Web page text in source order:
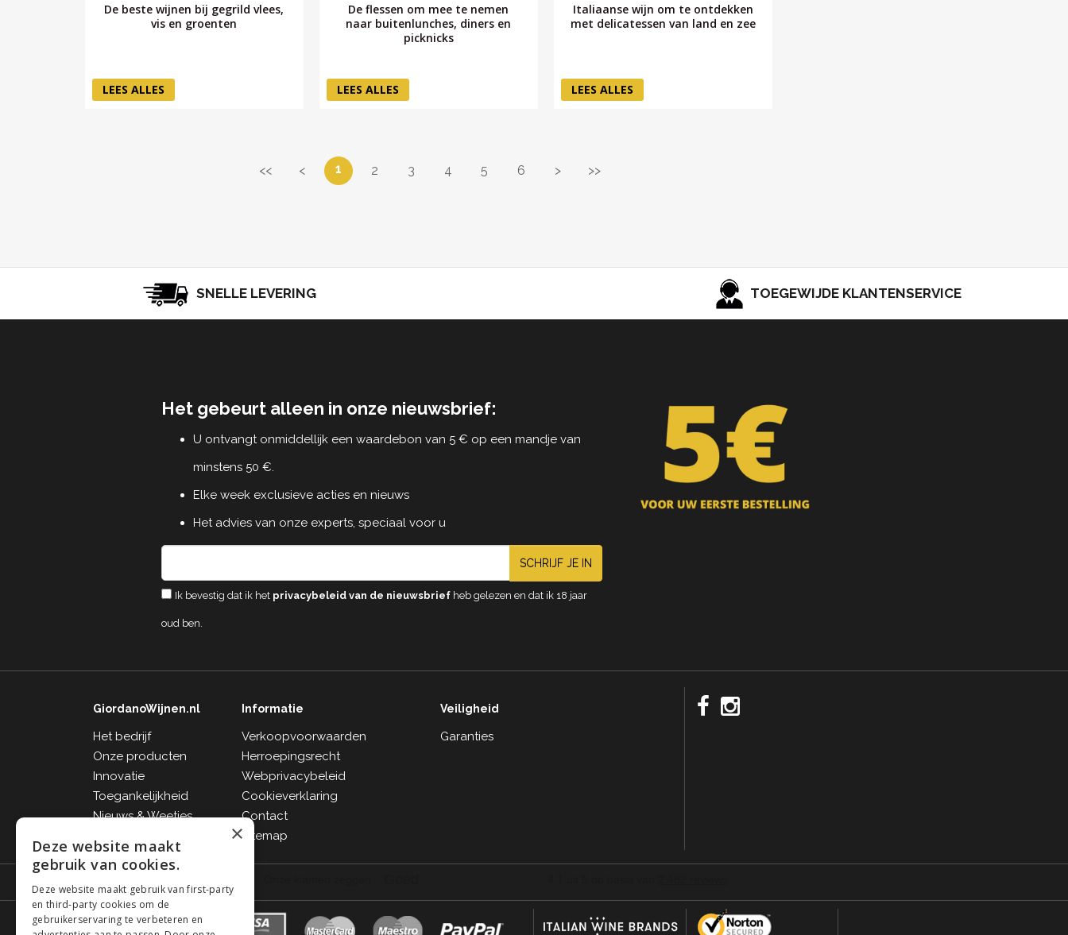
De beste wijnen bij gegrild vlees,
vis en groenten
LEES ALLES
De flessen om mee te nemen
naar buitenlunches, diners en
picknicks
LEES ALLES
Italiaanse wijn om te ontdekken
met delicatessen van land en zee
LEES ALLES
<< < 1 2 3 4 5 6 > >>
SNELLE LEVERING TOEGEWIJDE KLANTENSERVICE
Het gebeurt alleen in onze nieuwsbrief:
U ontvangt onmiddellijk een waardebon van 5 € op een mandje van
minstens 50 €.
Elke week exclusieve acties en nieuws
Het advies van onze experts, speciaal voor u
SCHRIJF JE IN
Ik bevestig dat ik het privacybeleid van de nieuwsbriefheb gelezen en dat ik 18 jaar
oud ben.
GiordanoWijnen.nl
Het bedrijf
Onze producten
Innovatie
Toegankelijkheid
Nieuws & Weetjes
Informatie
Verkoopvoorwaarden
Herroepingsrecht
Webprivacybeleid
Cookieverklaring
Contact
Sitemap
Veiligheid
Garanties
×
Deze website maakt
gebruik van cookies.
Deze website maakt gebruik van first-party
en third-party cookies om de
gebruikerservaring te verbeteren en